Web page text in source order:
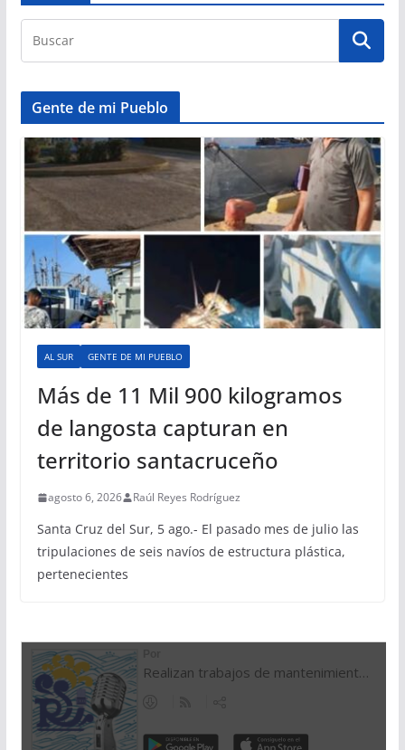
Gente de mi Pueblo
AL SUR GENTE DE MI PUEBLO
Más de 11 Mil 900 kilogramos
de langosta capturan en
territorio santacruceño
agosto 6, 2026 Raúl Reyes Rodríguez
Santa Cruz del Sur, 5 ago.- El pasado mes de julio las
tripulaciones de seis navíos de estructura plástica,
pertenecientes